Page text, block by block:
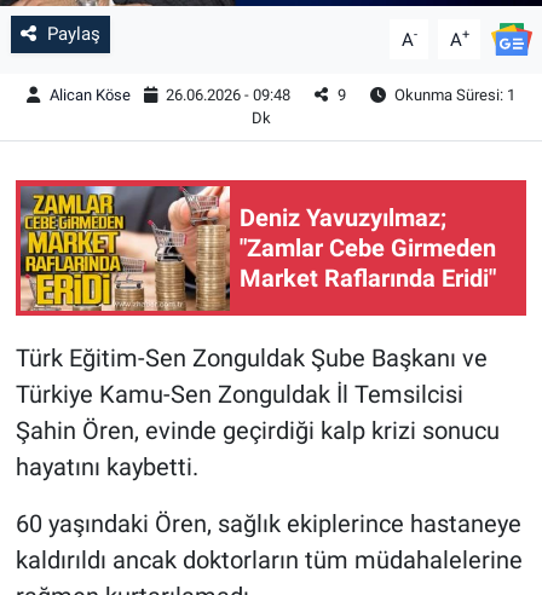
Paylaş A- A+
Alican Köse 26.06.2026 - 09:48 9
Okunma Süresi: 1
Dk
Deniz Yavuzyılmaz;
"Zamlar Cebe Girmeden
Market Raflarında Eridi"
Türk Eğitim-Sen Zonguldak Şube Başkanı ve
Türkiye Kamu-Sen Zonguldak İl Temsilcisi
Şahin Ören, evinde geçirdiği kalp krizi sonucu
hayatını kaybetti.
60 yaşındaki Ören, sağlık ekiplerince hastaneye
kaldırıldı ancak doktorların tüm müdahalelerine